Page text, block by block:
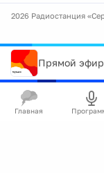
2026 Радиостанция
Прямой эфир
Главная